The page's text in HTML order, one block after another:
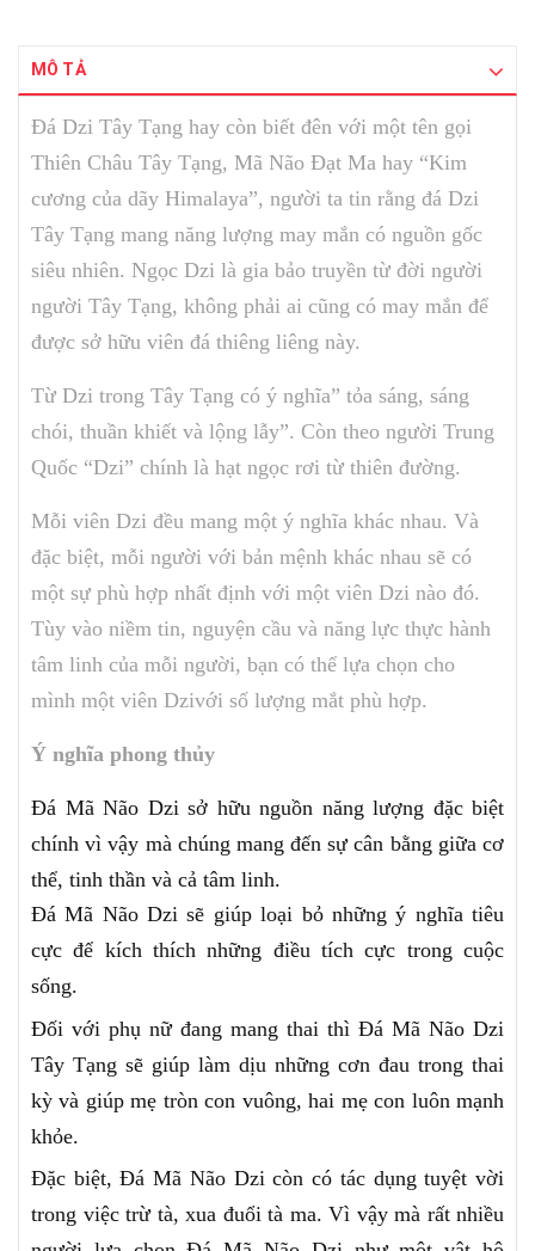
MÔ TẢ
Đá Dzi Tây Tạng hay còn biết đên với một tên gọi
Thiên Châu Tây Tạng, Mã Não Đạt Ma hay “Kim
cương của dãy Himalaya”, người ta tin rằng đá Dzi
Tây Tạng mang năng lượng may mắn có nguồn gốc
siêu nhiên. Ngọc Dzi là gia bảo truyền từ đời người
người Tây Tạng, không phải ai cũng có may mắn để
được sở hữu viên đá thiêng liêng này.
Từ Dzi trong Tây Tạng có ý nghĩa” tỏa sáng, sáng
chói, thuần khiết và lộng lẫy”. Còn theo người Trung
Quốc “Dzi” chính là hạt ngọc rơi từ thiên đường.
Mỗi viên Dzi đều mang một ý nghĩa khác nhau. Và
đặc biệt, mỗi người với bản mệnh khác nhau sẽ có
một sự phù hợp nhất định với một viên Dzi nào đó.
Tùy vào niềm tin, nguyện cầu và năng lực thực hành
tâm linh của mỗi người, bạn có thể lựa chọn cho
mình một viên Dzivới số lượng mắt phù hợp.
Ý nghĩa phong thủy
Đá Mã Não Dzi sở hữu nguồn năng lượng đặc biệt
chính vì vậy mà chúng mang đến sự cân bằng giữa cơ
thể, tinh thần và cả tâm linh.
Đá Mã Não Dzi sẽ giúp loại bỏ những ý nghĩa tiêu
cực để kích thích những điều tích cực trong cuộc
sống.
Đối với phụ nữ đang mang thai thì Đá Mã Não Dzi
Tây Tạng sẽ giúp làm dịu những cơn đau trong thai
kỳ và giúp mẹ tròn con vuông, hai mẹ con luôn mạnh
khỏe.
Đặc biệt, Đá Mã Não Dzi còn có tác dụng tuyệt vời
trong việc trừ tà, xua đuổi tà ma. Vì vậy mà rất nhiều